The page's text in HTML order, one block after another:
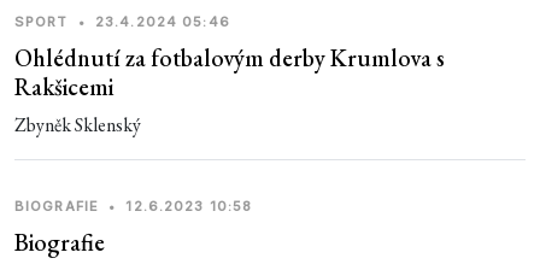
SPORT • 23.4.2024 05:46
Ohlédnutí za fotbalovým derby Krumlova s
Rakšicemi
Zbyněk Sklenský
BIOGRAFIE • 12.6.2023 10:58
Biografie